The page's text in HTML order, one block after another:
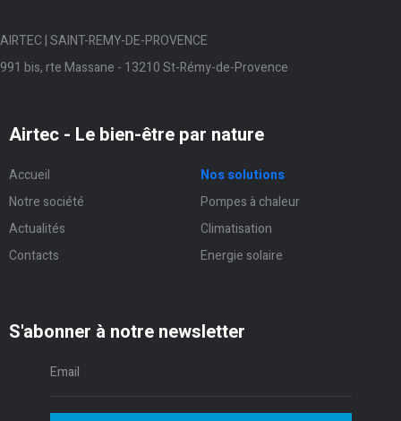
AIRTEC | SAINT-REMY-DE-PROVENCE
991 bis, rte Massane - 13210 St-Rémy-de-Provence
Airtec - Le bien-être par nature
Accueil
Nos solutions
Notre société
Pompes à chaleur
Actualités
Climatisation
Contacts
Energie solaire
S'abonner à notre newsletter